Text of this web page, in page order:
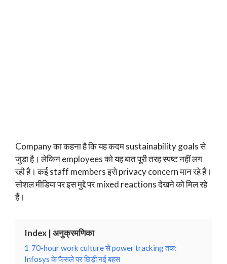
Company का कहना है कि यह कदम sustainability goals से
जुड़ा है। लेकिन employees को यह बात पूरी तरह स्पष्ट नहीं लग
रही है। कई staff members इसे privacy concern मान रहे हैं।
सोशल मीडिया पर इस मुद्दे पर mixed reactions देखने को मिल रहे
हैं।
Index | अनुक्रमणिका
1 70-hour work culture से power tracking तक:
Infosys के फैसले पर छिड़ी नई बहस